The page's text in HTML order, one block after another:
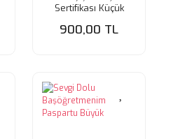
Sertifikası Küçük
900,00 TL